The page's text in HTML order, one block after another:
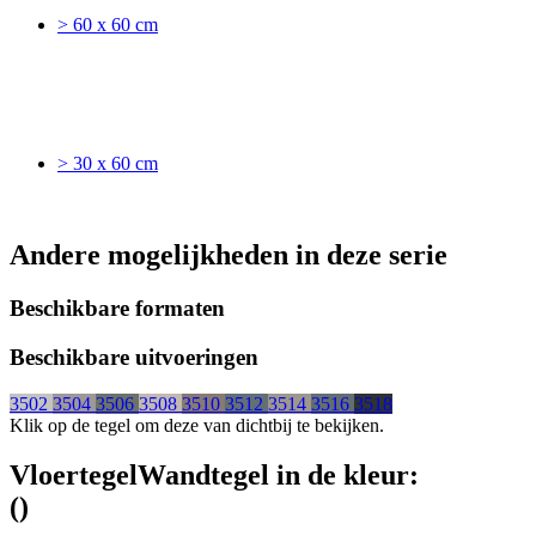
> 60 x 60 cm
> 30 x 60 cm
Andere mogelijkheden in deze serie
Beschikbare formaten
Beschikbare uitvoeringen
3502 3504 3506 3508 3510 3512 3514 3516 3518
Klik op de tegel om deze van dichtbij te bekijken.
VloertegelWandtegel in de kleur:
()